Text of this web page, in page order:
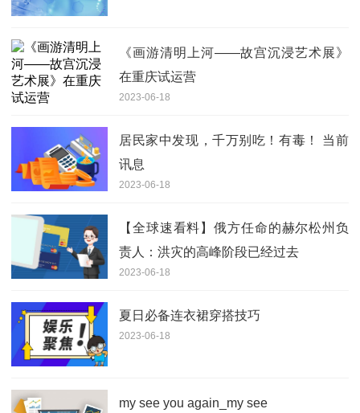
《画游清明上河——故宫沉浸艺术展》
在重庆试运营
2023-06-18
居民家中发现，千万别吃！有毒！ 当前
讯息
2023-06-18
【全球速看料】俄方任命的赫尔松州负
责人：洪灾的高峰阶段已经过去
2023-06-18
夏日必备连衣裙穿搭技巧
2023-06-18
my see you again_my see